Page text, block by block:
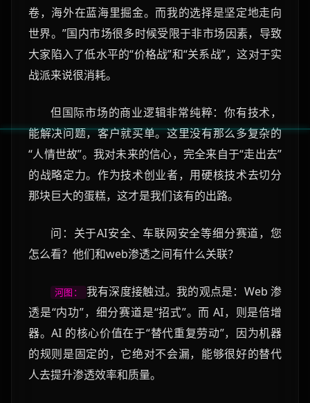
卷，海外在蓝海里掘金。而我的选择是坚定地走向
世界。”国内市场很多时候受限于非市场因素，导致
大家陷入了低水平的“价格战”和“关系战”，这对于实
战派来说很消耗。
但国际市场的商业逻辑非常纯粹：你有技术，
能解决问题，客户就买单。这里没有那么多复杂的
“人情世故”。我对未来的信心，完全来自于“走出去”
的战略定力。作为技术创业者，用硬核技术去切分
那块巨大的蛋糕，这才是我们该有的出路。
问：关于AI安全、车联网安全等细分赛道，您
怎么看？他们和web渗透之间有什么关联？
河图：
我有深度接触过。我的观点是：Web 渗
透是“内功”，细分赛道是“招式”。而 AI，则是倍增
器。AI 的核心价值在于“替代重复劳动”，因为机器
的规则是固定的，它绝对不会漏，能够很好的替代
人去提升渗透效率和质量。